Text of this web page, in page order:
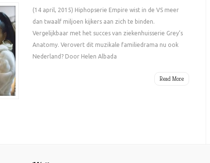
(14 april, 2015) Hiphopserie Empire wist in de VS meer
dan twaalf miljoen kijkers aan zich te binden.
Vergelijkbaar met het succes van ziekenhuisserie Grey’s
Anatomy. Verovert dit muzikale familiedrama nu ook
Nederland? Door Helen Albada
Read More